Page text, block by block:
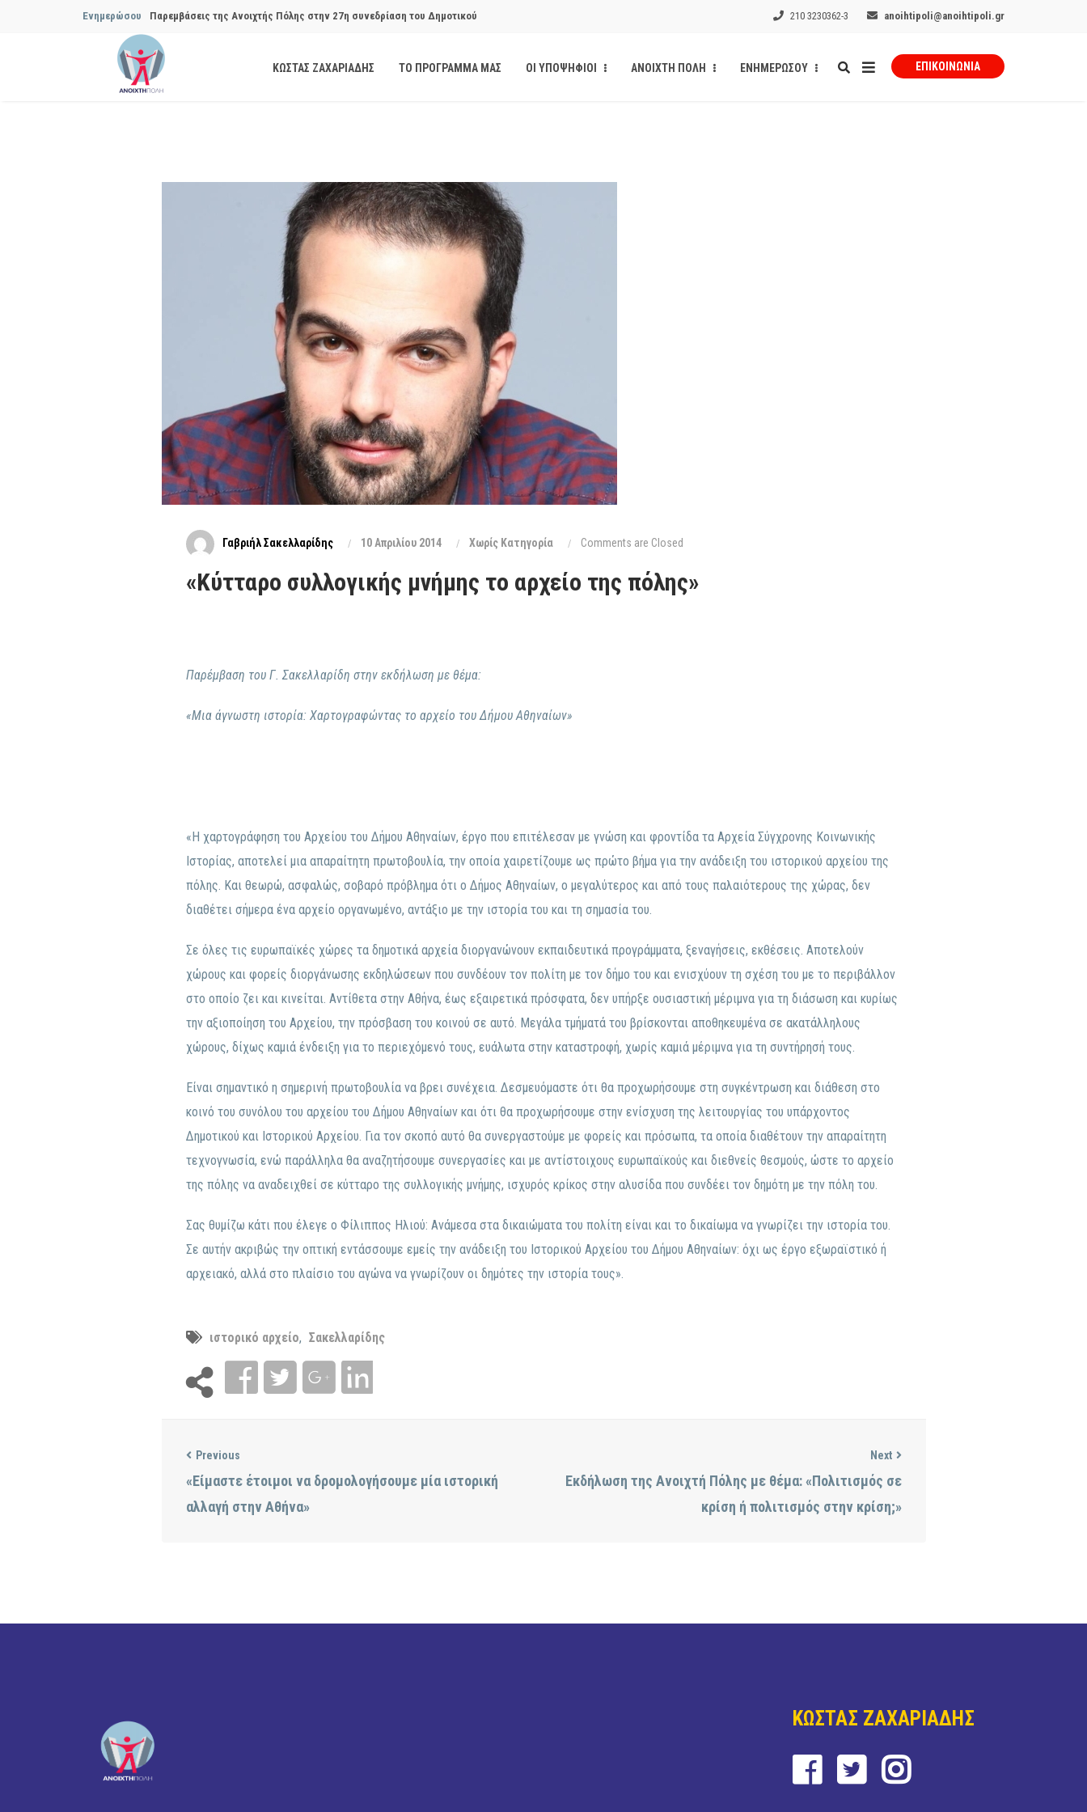
Ενημερώσου Παρεμβάσεις της Ανοιχτής Πόλης στην 27η συνεδρίαση του Δημοτικού
Συμβουλίου του Δήμου…
Παρεμβάσεις της Ανοιχτής Πόλης στην 29η συνεδρίαση του Δημοτικού
Θεσμική θωράκιση των εγκύων αιρετών μετά από την παρέμβαση της Ανοιχτής
Να αποκατασταθεί με εγγυήσεις, διαφάνεια και δημοσιότητα το αίσθημα
210 3230362-3 anoihtipoli@anoihtipoli.gr
ΚΩΣΤΑΣ ΖΑΧΑΡΙΑΔΗΣ ΤΟ ΠΡΟΓΡΑΜΜΑ ΜΑΣ ΟΙ ΥΠΟΨΗΦΙΟΙ ΑΝΟΙΧΤΗ ΠΟΛΗ ΕΝΗΜΕΡΩΣΟΥ ΕΠΙΚΟΙΝΩΝΊΑ
Γαβριήλ Σακελλαρίδης 10 Απριλίου 2014 Xωρίς Κατηγορία Comments are Closed
«Κύτταρο συλλογικής μνήμης το αρχείο της πόλης»
Παρέμβαση του Γ. Σακελλαρίδη στην εκδήλωση με θέμα:
«Μια άγνωστη ιστορία: Χαρτογραφώντας το αρχείο του Δήμου Αθηναίων»
«Η χαρτογράφηση του Αρχείου του Δήμου Αθηναίων, έργο που επιτέλεσαν με γνώση και φροντίδα τα Αρχεία Σύγχρονης Κοινωνικής
Ιστορίας, αποτελεί μια απαραίτητη πρωτοβουλία, την οποία χαιρετίζουμε ως πρώτο βήμα για την ανάδειξη του ιστορικού αρχείου της
πόλης. Και θεωρώ, ασφαλώς, σοβαρό πρόβλημα ότι ο Δήμος Αθηναίων, ο μεγαλύτερος και από τους παλαιότερους της χώρας, δεν
διαθέτει σήμερα ένα αρχείο οργανωμένο, αντάξιο με την ιστορία του και τη σημασία του.
Σε όλες τις ευρωπαϊκές χώρες τα δημοτικά αρχεία διοργανώνουν εκπαιδευτικά προγράμματα, ξεναγήσεις, εκθέσεις. Αποτελούν
χώρους και φορείς διοργάνωσης εκδηλώσεων που συνδέουν τον πολίτη με τον δήμο του και ενισχύουν τη σχέση του με το περιβάλλον
στο οποίο ζει και κινείται. Αντίθετα στην Αθήνα, έως εξαιρετικά πρόσφατα, δεν υπήρξε ουσιαστική μέριμνα για τη διάσωση και κυρίως
την αξιοποίηση του Αρχείου, την πρόσβαση του κοινού σε αυτό. Μεγάλα τμήματά του βρίσκονται αποθηκευμένα σε ακατάλληλους
χώρους, δίχως καμιά ένδειξη για το περιεχόμενό τους, ευάλωτα στην καταστροφή, χωρίς καμιά μέριμνα για τη συντήρησή τους.
Είναι σημαντικό η σημερινή πρωτοβουλία να βρει συνέχεια. Δεσμευόμαστε ότι θα προχωρήσουμε στη συγκέντρωση και διάθεση στο
κοινό του συνόλου του αρχείου του Δήμου Αθηναίων και ότι θα προχωρήσουμε στην ενίσχυση της λειτουργίας του υπάρχοντος
Δημοτικού και Ιστορικού Αρχείου. Για τον σκοπό αυτό θα συνεργαστούμε με φορείς και πρόσωπα, τα οποία διαθέτουν την απαραίτητη
τεχνογνωσία, ενώ παράλληλα θα αναζητήσουμε συνεργασίες και με αντίστοιχους ευρωπαϊκούς και διεθνείς θεσμούς, ώστε το αρχείο
της πόλης να αναδειχθεί σε κύτταρο της συλλογικής μνήμης, ισχυρός κρίκος στην αλυσίδα που συνδέει τον δημότη με την πόλη του.
Σας θυμίζω κάτι που έλεγε ο Φίλιππος Ηλιού: Ανάμεσα στα δικαιώματα του πολίτη είναι και το δικαίωμα να γνωρίζει την ιστορία του.
Σε αυτήν ακριβώς την οπτική εντάσσουμε εμείς την ανάδειξη του Ιστορικού Αρχείου του Δήμου Αθηναίων: όχι ως έργο εξωραϊστικό ή
αρχειακό, αλλά στο πλαίσιο του αγώνα να γνωρίζουν οι δημότες την ιστορία τους».
ιστορικό αρχείο, Σακελλαρίδης
Previous
«Είμαστε έτοιμοι να δρομολογήσουμε μία ιστορική
αλλαγή στην Αθήνα»
Next
Εκδήλωση της Ανοιχτή Πόλης με θέμα: «Πολιτισμός σε
κρίση ή πολιτισμός στην κρίση;»
ΚΩΣΤΑΣ ΖΑΧΑΡΙΑΔΗΣ